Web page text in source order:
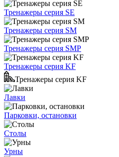
Тренажеры серия SE
Тренажеры серия SM
Тренажеры серия SMP
Тренажеры серия KF
Тренажеры серия KF
Лавки
Парковки, остановки
Столы
Урны